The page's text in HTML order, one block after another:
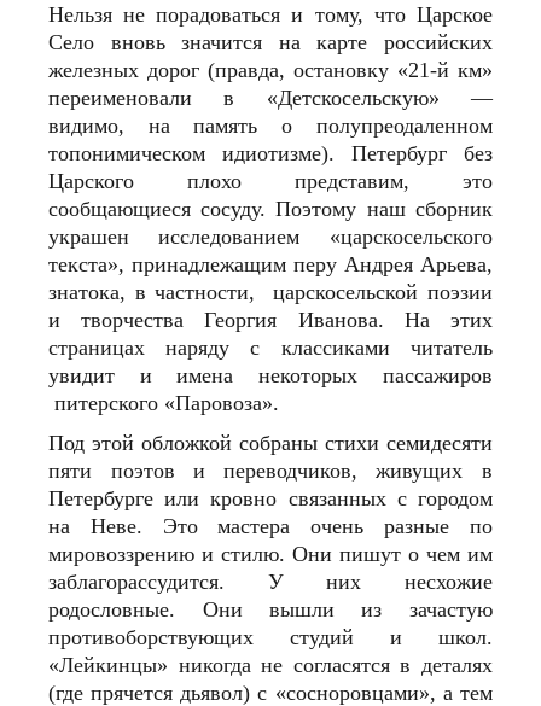
Нельзя не порадоваться и тому, что Царское
Село вновь значится на карте российских
железных дорог (правда, остановку «21‑й км»
переименовали в «Детскосельскую» —
видимо, на память о полупреодаленном
топонимическом идиотизме). Петербург без
Царского плохо представим, это
сообщающиеся сосуду. Поэтому наш сборник
украшен исследованием «царскосельского
текста», принадлежащим перу Андрея Арьева,
знатока, в частности, царскосельской поэзии
и творчества Георгия Иванова. На этих
страницах наряду с классиками читатель
увидит и имена некоторых пассажиров
питерского «Паровоза».
Под этой обложкой собраны стихи семидесяти
пяти поэтов и переводчиков, живущих в
Петербурге или кровно связанных с городом
на Неве. Это мастера очень разные по
мировоззрению и стилю. Они пишут о чем им
заблагорассудится. У них несхожие
родословные. Они вышли из зачастую
противоборствующих студий и школ.
«Лейкинцы» никогда не согласятся в деталях
(где прячется дьявол) с «сосноровцами», а тем